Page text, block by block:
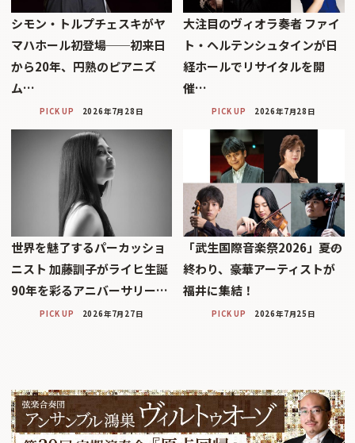
シモン・トルプチェスキがヤ
マハホール初登場──初来日
から20年、円熟のピアニズ
ム…
PICK UP 2026年7月28日
大注目のヴィオラ奏者 ファイ
ト・ヘルテンシュタインが日
経ホールでリサイタルを開
催…
PICK UP 2026年7月28日
世界を魅了するパーカッショ
ニスト 加藤訓子がライヒ生誕
90年を彩るアニバーサリー…
PICK UP 2026年7月27日
「武生国際音楽祭2026」――夏の
終わり、豪華アーティストが
福井に集結！
PICK UP 2026年7月25日